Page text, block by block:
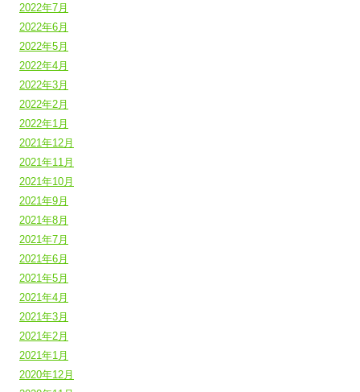
2022年7月
2022年6月
2022年5月
2022年4月
2022年3月
2022年2月
2022年1月
2021年12月
2021年11月
2021年10月
2021年9月
2021年8月
2021年7月
2021年6月
2021年5月
2021年4月
2021年3月
2021年2月
2021年1月
2020年12月